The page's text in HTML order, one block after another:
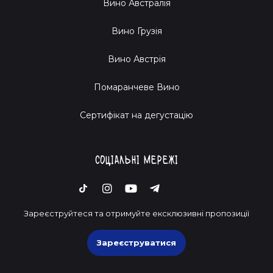
французьке ігристе. Santé!Вино Австралія
Вино Грузія
Вино Австрія
Помаранчеве Вино
Cертифікат на дегустацію
Соціальні мережі
Зареєструйтеся та отримуйте ексклюзивні пропозиції
Зареєструватися